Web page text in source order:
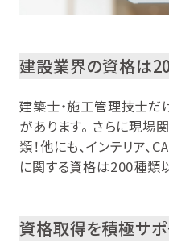
建設業界の資格は
建築士・施工管理技士だ
があります。 さらに現
類！他にも、インテリア、
に関する資格は200種類
資格取得を積極サポ